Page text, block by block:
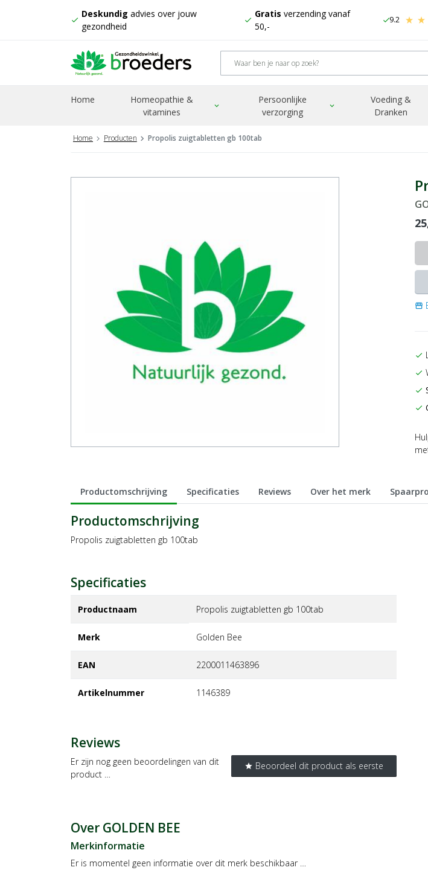
check
Deskundig advies over jouw
gezondheid
check
Gratis verzending vanaf
50,-
check9.2
Home
Homeopathie &
vitamines
expand_more
Persoonlijke
verzorging
expand_more
Voeding &
Dranken
Home Producten Propolis zuigtabletten gb 100tab
storefront
check
check
check
check
Productomschrijving Specificaties Reviews Over het merk
Productomschrijving
Propolis zuigtabletten gb 100tab
Specificaties
Productnaam Propolis zuigtabletten gb 100tab
Merk golden bee
EAN 2200011463896
Artikelnummer 1146389
Reviews
star Beoordeel dit product als eerste
Er zijn nog geen beoordelingen van dit
product …
Over GOLDEN BEE
Merkinformatie
Er is momentel geen informatie over dit merk beschikbaar …